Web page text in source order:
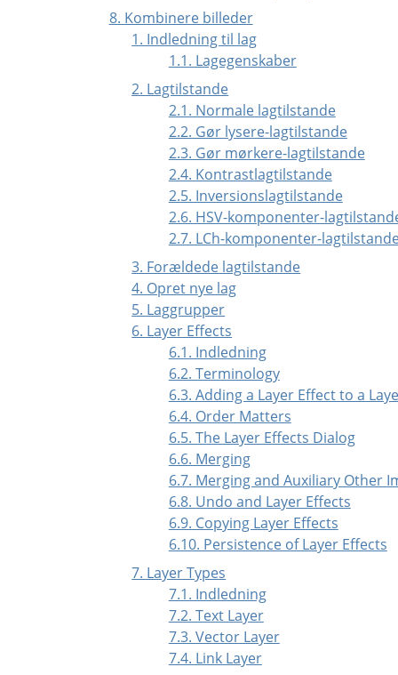
8. Kombinere billeder
1. Indledning til lag
1.1. Lagegenskaber
2. Lagtilstande
2.1. Normale lagtilstande
2.2. Gør lysere-lagtilstande
2.3. Gør mørkere-lagtilstande
2.4. Kontrastlagtilstande
2.5. Inversionslagtilstande
2.6. HSV-komponenter-
2.7. LCh-komponenter-
3. Forældede lagtilstande
4. Opret nye lag
5. Laggrupper
6. Layer Effects
6.1. Indledning
6.2. Terminology
6.3. Adding a Layer Effect to a
6.4. Order Matters
6.5. The Layer Effects Dialog
6.6. Merging
6.7. Merging and Auxiliary Other
6.8. Undo and Layer Effects
6.9. Copying Layer Effects
6.10. Persistence of Layer Effects
7. Layer Types
7.1. Indledning
7.2. Text Layer
7.3. Vector Layer
7.4. Link Layer